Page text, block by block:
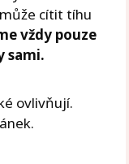
cítit tíhu
vždy pouze
sami.
ovlivňují.